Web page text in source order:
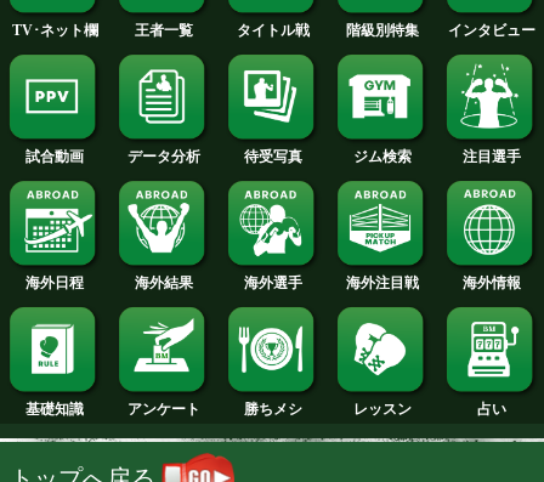
2014年
2013年
2012年
2011年
2010年